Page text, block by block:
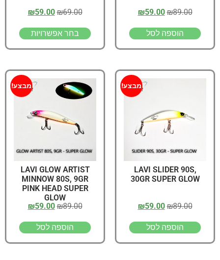
₪89.00
₪59.00
הוספה לסל
₪69.00
₪59.00
בחר אפשרויות
מבצע!
LAVI SLIDER 90S,
30GR SUPER GLOW
₪89.00
₪59.00
הוספה לסל
מבצע!
LAVI GLOW ARTIST
MINNOW 80S, 9GR
PINK HEAD SUPER
GLOW
₪89.00
₪59.00
הוספה לסל